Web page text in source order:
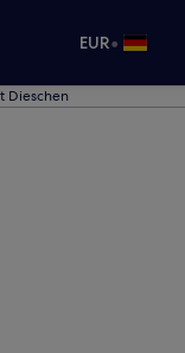
EUR•
Dieschen